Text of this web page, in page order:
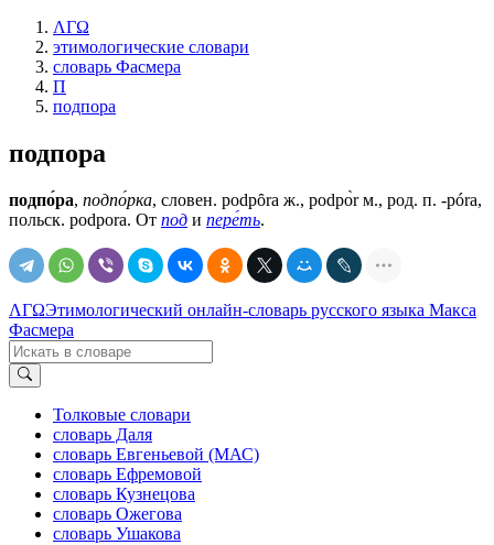
ΛΓΩ
этимологические словари
словарь Фасмера
П
подпора
подпора
подпо́ра, подпо́рка, словен. роdрȏrа ж., роdро̀r м., род. п. -рórа,
польск. роdроrа. От под и пере́ть.
ΛΓΩЭтимологический онлайн-словарь русского языка Макса
Фасмера
Толковые словари
словарь Даля
словарь Евгеньевой (МАС)
словарь Ефремовой
словарь Кузнецова
словарь Ожегова
словарь Ушакова